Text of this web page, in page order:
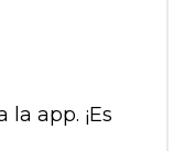
app. ¡Es